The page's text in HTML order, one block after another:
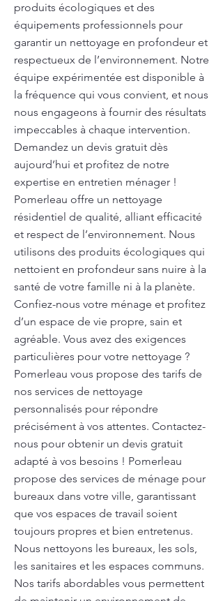
produits écologiques et des
équipements professionnels pour
garantir un nettoyage en profondeur et
respectueux de l’environnement. Notre
équipe expérimentée est disponible à
la fréquence qui vous convient, et nous
nous engageons à fournir des résultats
impeccables à chaque intervention.
Demandez un devis gratuit dès
aujourd’hui et profitez de notre
expertise en entretien ménager !
Pomerleau offre un nettoyage
résidentiel de qualité, alliant efficacité
et respect de l’environnement. Nous
utilisons des produits écologiques qui
nettoient en profondeur sans nuire à la
santé de votre famille ni à la planète.
Confiez-nous votre ménage et profitez
d’un espace de vie propre, sain et
agréable. Vous avez des exigences
particulières pour votre nettoyage ?
Pomerleau vous propose des tarifs de
nos services de nettoyage
personnalisés pour répondre
précisément à vos attentes. Contactez-
nous pour obtenir un devis gratuit
adapté à vos besoins ! Pomerleau
propose des services de ménage pour
bureaux dans votre ville, garantissant
que vos espaces de travail soient
toujours propres et bien entretenus.
Nous nettoyons les bureaux, les sols,
les sanitaires et les espaces communs.
Nos tarifs abordables vous permettent